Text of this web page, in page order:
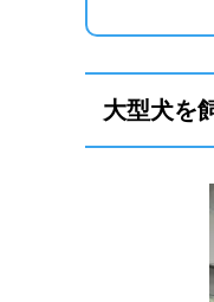
大型犬を